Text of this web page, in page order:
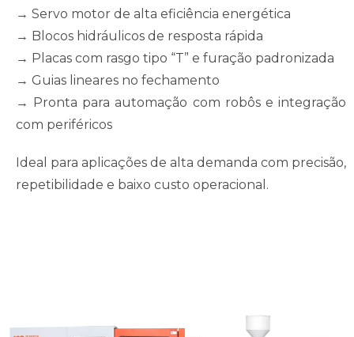
→ Servo motor de alta eficiência energética
→ Blocos hidráulicos de resposta rápida
→ Placas com rasgo tipo “T” e furação padronizada
→ Guias lineares no fechamento
→ Pronta para automação com robôs e integração
com periféricos
Ideal para aplicações de alta demanda com precisão,
repetibilidade e baixo custo operacional.